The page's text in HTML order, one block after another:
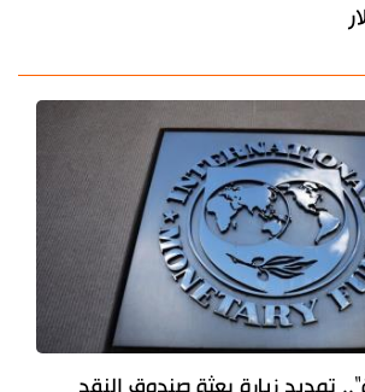
تمديد زيارة بعثة صندوق النقد